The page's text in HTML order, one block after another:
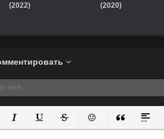
(2022)
(2020)
КурсивПодчеркнутый
ЗачеркнутыйВставить смайлик
Вставка